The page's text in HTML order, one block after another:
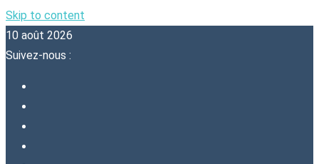
Skip to content
10 août 2026
Suivez-nous :